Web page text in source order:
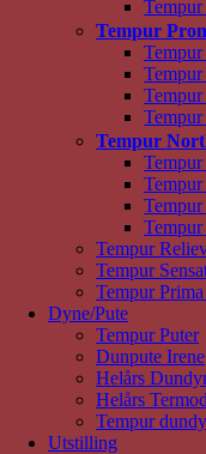
Tempur
Tempur
Tempur
Tempur
Tempur
Dyne/Pute
Tempur Puter
Dunpute Irene
Helårs
Helårs
Tempur
Utstilling